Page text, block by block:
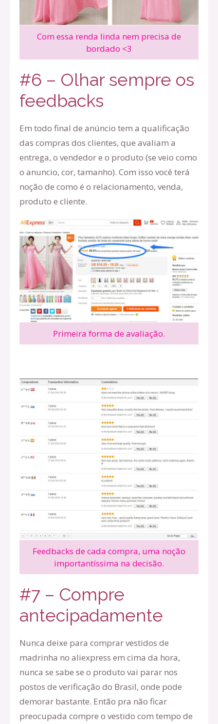
Com essa renda linda nem precisa de
bordado <3
#6 – Olhar sempre os
feedbacks
Em todo final de anúncio tem a qualificação
das compras dos clientes, que avaliam a
entrega, o vendedor e o produto (se veio como
o anuncio, cor, tamanho). Com isso você terá
noção de como é o relacionamento, venda,
produto e cliente.
Primeira forma de avaliação.
Feedbacks de cada compra, uma noção
importantíssima na decisão.
#7 – Compre
antecipadamente
Nunca deixe para comprar vestidos de
madrinha no aliexpress em cima da hora,
nunca se sabe se o produto vai parar nos
postos de verificação do Brasil, onde pode
demorar bastante. Então pra não ficar
preocupada compre o vestido com tempo de